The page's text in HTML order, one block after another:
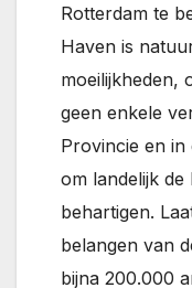
Rotterdam te
Haven is
moeilijkheden,
geen enkele
Provincie en in
om landelijk de
behartigen.
belangen van
bijna 200.000